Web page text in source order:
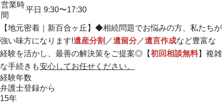
営業時
間
平日 9:30〜17:30
【地元密着 ｜新百合ヶ丘】◆相続問題でお悩みの方、私たちが
強い味方になります!遺産分割 ／遺留分／遺言作成など豊富な
経験を活かし、最善の解決策をご提案◎【初回相談無料】複雑
な手続きも安心してお任せください。
経験年数
弁護士登録から
15年